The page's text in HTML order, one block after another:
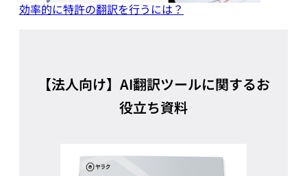
効率的に特許の翻訳を行うには？
【法人向け】AI翻訳ツールに関するお
役立ち資料